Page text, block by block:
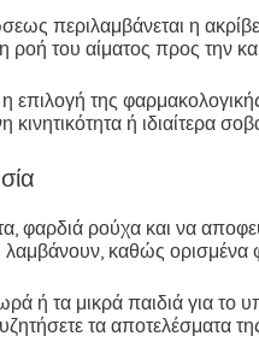
περιλαμβάνεται η
του αίματος προς την
της
κινητικότητα ή ιδιαίτερα
φαρδιά ρούχα και να
καθώς ορισμένα
ή τα μικρά παιδιά για το
τα αποτελέσματα